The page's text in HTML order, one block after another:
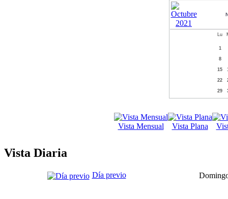
Lu
1
8
15
22
29
Vista Mensual Vista Plana
Vista Diaria
Día previo